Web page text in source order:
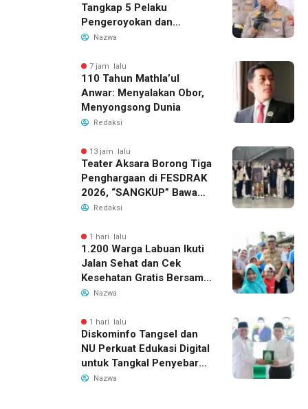
Tangkap 5 Pelaku
Pengeroyokan dan
Kekerasan Seksual di
Nazwa
7 jam lalu
110 Tahun Mathla’ul
Anwar: Menyalakan Obor,
Menyongsong Dunia
Redaksi
13 jam lalu
Teater Aksara Borong Tiga
Penghargaan di FESDRAK
2026, “SANGKUP” Bawa
Pulang Juara 2 Grup
Redaksi
1 hari lalu
1.200 Warga Labuan Ikuti
Jalan Sehat dan Cek
Kesehatan Gratis Bersama
Gubernur Banten
Nazwa
1 hari lalu
Diskominfo Tangsel dan
NU Perkuat Edukasi Digital
untuk Tangkal Penyebaran
Hoaks
Nazwa